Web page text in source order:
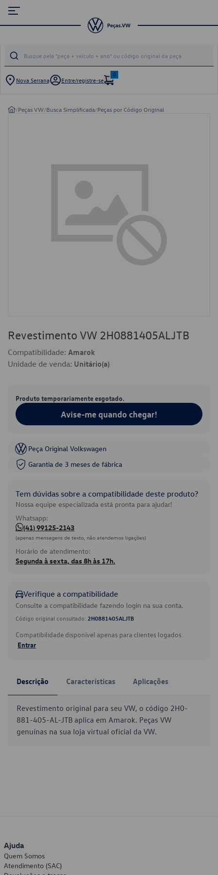
Nova Serrana Entre/registre-se
0
/Peças VW/Busca Simplificada/Peças por Código Original
Revestimento VW 2H0881405ALJTB
Compatibilidade: Amarok
Unidade de venda: Unitário(a)
Produto temporariamente esgotado.
Avise-me quando chegar!
Peça Original Volkswagen
Garantia de 3 meses de fábrica
Tem dúvidas sobre a compatibilidade deste produto?
Nossa equipe especializada está pronta para ajudar!
Whatsapp:
(41) 99125-2143
(apenas mensagens de texto, não atendemos ligações)
Horário de atendimento:
Segunda à sexta, das 8h às 17h.
Verifique a compatibilidade
Consulte a compatibilidade fazendo login na sua conta.
Código original consultado: 2H0881405ALJTB
Compatibilidade disponível apenas para clientes logados.
Entrar
Descrição Características Aplicações
Revestimento original para seu VW, o código 2H0-
881-405-AL-JTB aplica em Amarok. Peças VW
genuínas na sua loja virtual oficial da VW.
Ajuda
Quem Somos
Atendimento (SAC)